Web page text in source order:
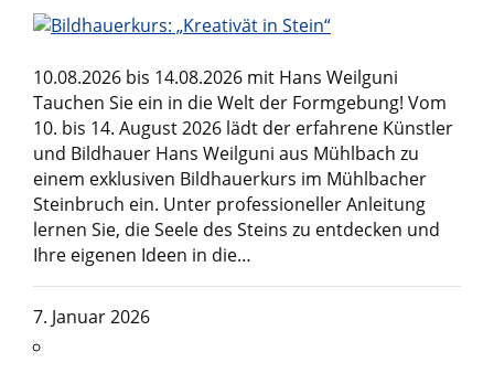
10.08.2026 bis 14.08.2026 mit Hans Weilguni
Tauchen Sie ein in die Welt der Formgebung! Vom
10. bis 14. August 2026 lädt der erfahrene Künstler
und Bildhauer Hans Weilguni aus Mühlbach zu
einem exklusiven Bildhauerkurs im Mühlbacher
Steinbruch ein. Unter professioneller Anleitung
lernen Sie, die Seele des Steins zu entdecken und
Ihre eigenen Ideen in die…
7. Januar 2026